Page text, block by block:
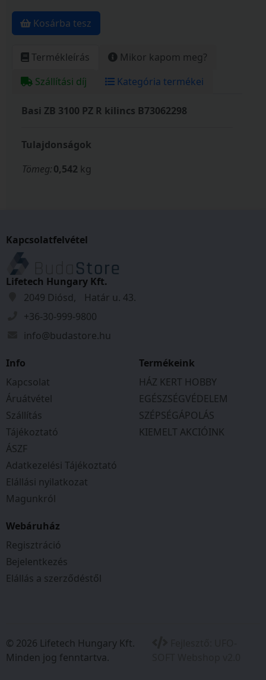
Kosárba tesz
Termékleírás
Mikor kapom meg?
Szállítási díj
Kategória termékei
Basi ZB 3100 PZ R kilincs B73062298
Tulajdonságok
Tömeg:0,542 kg
Kapcsolatfelvétel
Lifetech Hungary Kft.
2049 Diósd, Határ u. 43.
+36-30-999-9800
info@budastore.hu
Info
Kapcsolat
Áruátvétel
Szállítás
Tájékoztató
ÁSZF
Adatkezelési Tájékoztató
Elállási nyilatkozat
Magunkról
Termékeink
HÁZ KERT HOBBY
EGÉSZSÉGVÉDELEM
SZÉPSÉGÁPOLÁS
KIEMELT AKCIÓINK
Webáruház
Regisztráció
Bejelentkezés
Elállás a szerződéstől
© 2026 Lifetech Hungary Kft.
Minden jog fenntartva.